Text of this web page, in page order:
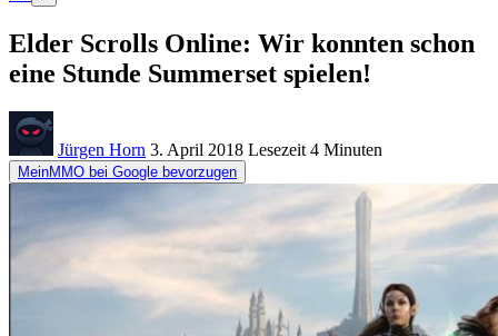
Elder Scrolls Online: Wir konnten schon
eine Stunde Summerset spielen!
Jürgen Horn 3. April 2018 Lesezeit 4 Minuten
MeinMMO bei Google bevorzugen